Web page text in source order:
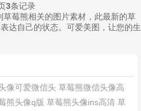
3条记录
莓熊相关的图片素材，此最新的草
达自己的状态。可爱美图，让您的生
像可爱微信头 草莓熊微信头像高
熊头像q版 草莓熊头像ins高清 草